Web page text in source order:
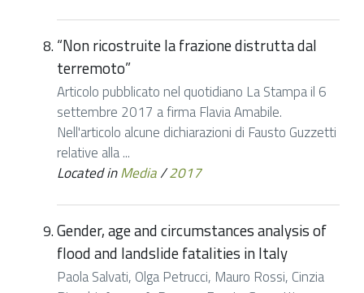
“Non ricostruite la frazione distrutta dal
terremoto”
Articolo pubblicato nel quotidiano La Stampa il 6
settembre 2017 a firma Flavia Amabile.
Nell'articolo alcune dichiarazioni di Fausto Guzzetti
relative alla ...
Located inMedia/2017
Gender, age and circumstances analysis of
flood and landslide fatalities in Italy
Paola Salvati, Olga Petrucci, Mauro Rossi, Cinzia